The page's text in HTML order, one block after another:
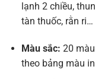
lạnh 2 chiều,
tàn thuốc, rằn ri…
Màu sắc: 20
theo bảng màu